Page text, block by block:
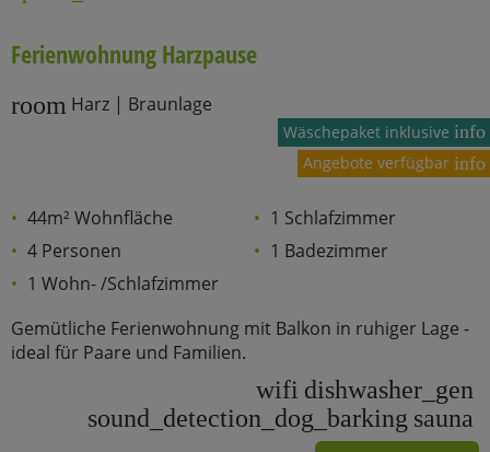
Ferienwohnung Harzpause
room Harz | Braunlage
Wäschepaket inklusiveinfo
Angebote verfügbar info
44m² Wohnfläche
4 Personen
1 Wohn- /Schlafzimmer
1 Schlafzimmer
1 Badezimmer
Gemütliche Ferienwohnung mit Balkon in ruhiger Lage -
ideal für Paare und Familien.
wifi dishwasher_gen
sound_detection_dog_barking sauna